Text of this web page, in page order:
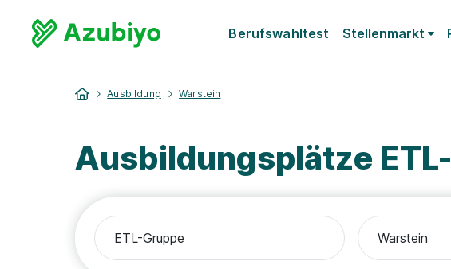
Berufswahltest Stellenmarkt
Ausbildung Warstein
Ausbildungsplätze